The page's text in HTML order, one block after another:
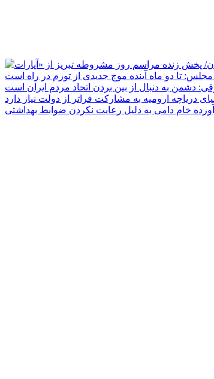
مجلس: تا دو ماه آینده موج جدیدی از تورم در راه است
دشمن به دنبال از بین بردن اتحاد مردم ایران است
دریاچه ارومیه به مشارکت فراتر از دولت نیاز دارد